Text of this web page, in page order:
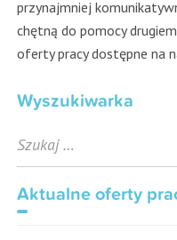
przynajmniej
chętną do pomocy
oferty pracy dostępne na
Wyszukiwarka
e
a
r
c
Aktualne oferty